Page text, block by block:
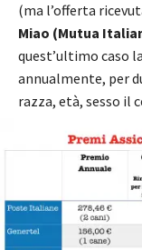
(ma l’offerta
Miao (Mutua
quest’ultimo caso
annualmente, per
razza, età, sesso il